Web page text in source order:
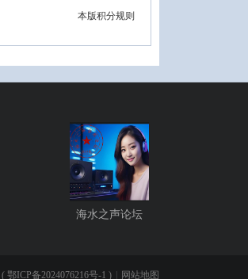
本版积分规则
海水之声论坛
( 鄂ICP备2024076216号-1 ) 网站地图